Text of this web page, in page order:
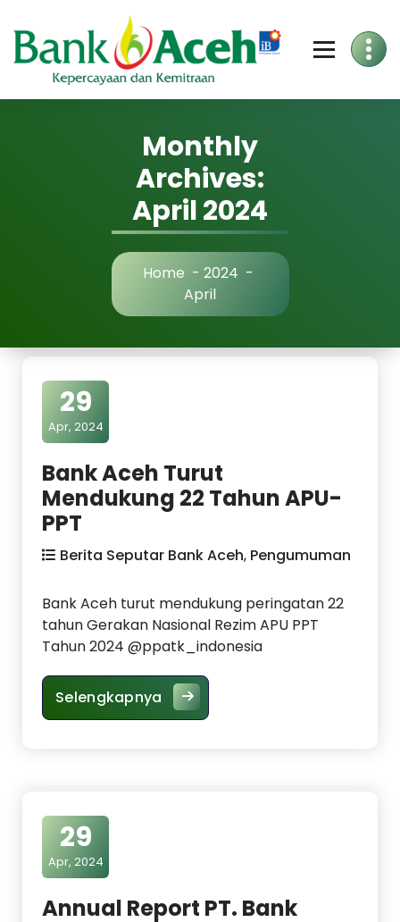
to
Content
Monthly
Archives:
April 2024
Home - 2024 -
April
29
Apr, 2024
Bank Aceh Turut
Mendukung 22 Tahun APU-
PPT
Berita Seputar Bank Aceh, Pengumuman
Bank Aceh turut mendukung peringatan 22
tahun Gerakan Nasional Rezim APU PPT
Tahun 2024 @ppatk_indonesia
Selengkapnya Bank Aceh Turut Mendukung
29
Apr, 2024
Annual Report PT. Bank